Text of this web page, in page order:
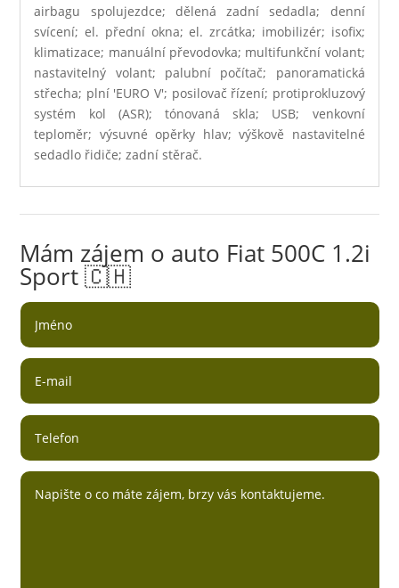
airbagu spolujezdce; dělená zadní sedadla; denní
svícení; el. přední okna; el. zrcátka; imobilizér; isofix;
klimatizace; manuální převodovka; multifunkční volant;
nastavitelný volant; palubní počítač; panoramatická
střecha; plní 'EURO V'; posilovač řízení; protiprokluzový
systém kol (ASR); tónovaná skla; USB; venkovní
teploměr; výsuvné opěrky hlav; výškově nastavitelné
sedadlo řidiče; zadní stěrač.
Mám zájem o auto Fiat 500C 1.2i
Sport 🇨🇭